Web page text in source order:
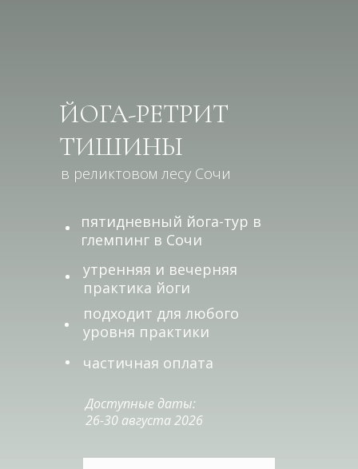
ЙОГА-РЕТРИТ
ТИШИНЫ
пятидневный йога-тур в
глемпинг в Сочи
утренняя и вечерняя
практика йоги
подходит для любого
уровня практики
частичная оплата
Доступные даты:
26-30 августа 2026
в реликтовом лесу Сочи